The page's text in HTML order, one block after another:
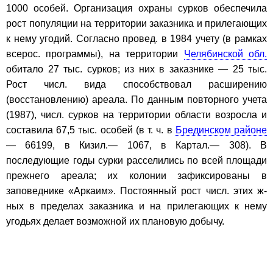
1000 особей. Организация охраны сурков обеспечила
рост популяции на территории заказника и прилегающих
к нему угодий. Согласно провед. в 1984 учету (в рамках
всерос. программы), на территории Челябинской обл.
обитало 27 тыс. сурков; из них в заказнике — 25 тыс.
Рост числ. вида способствовал расширению
(восстановлению) ареала. По данным повторного учета
(1987), числ. сурков на территории области возросла и
составила 67,5 тыс. особей (в т. ч. в Брединском районе
— 66199, в Кизил.— 1067, в Картал.— 308). В
последующие годы сурки расселились по всей площади
прежнего ареала; их колонии зафиксированы в
заповеднике «Аркаим». Постоянный рост числ. этих ж-
ных в пределах заказника и на прилегающих к нему
угодьях делает возможной их плановую добычу.